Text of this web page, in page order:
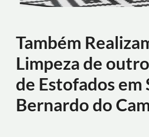
Também
Limpeza de
de Estofados em
Bernardo do